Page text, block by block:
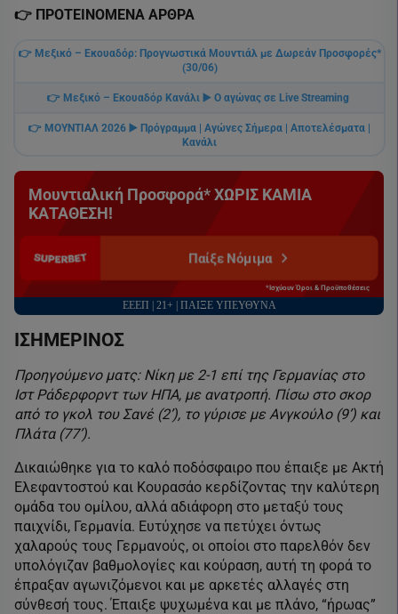
👉️ ΠΡΟΤΕΙΝΟΜΕΝΑ ΑΡΘΡΑ
👉️ Μεξικό – Εκουαδόρ: Προγνωστικά Μουντιάλ με Δωρεάν Προσφορές*
(30/06)
👉️ Μεξικό – Εκουαδόρ Κανάλι ▶️ Ο αγώνας σε Live Streaming
👉️ ΜΟΥΝΤΙΑΛ 2026 ▶️ Πρόγραμμα | Αγώνες Σήμερα | Αποτελέσματα |
Κανάλι
Μουντιαλική Προσφορά* ΧΩΡΙΣ ΚΑΜΙΑ
ΚΑΤΑΘΕΣΗ!
Παίξε Νόμιμα
*Ισχύουν Όροι & Προϋποθέσεις
ΕΕΕΠ | 21+ | ΠΑΙΞΕ ΥΠΕΥΘΥΝΑ
ΙΣΗΜΕΡΙΝΟΣ
Προηγούμενο ματς: Νίκη με 2-1 επί της Γερμανίας στο
Ιστ Ράδερφορντ των ΗΠΑ, με ανατροπή. Πίσω στο σκορ
από το γκολ του Σανέ (2’), το γύρισε με Ανγκούλο (9’) και
Πλάτα (77’).
Δικαιώθηκε για το καλό ποδόσφαιρο που έπαιξε με Ακτή
Ελεφαντοστού και Κουρασάο κερδίζοντας την καλύτερη
ομάδα του ομίλου, αλλά αδιάφορη στο μεταξύ τους
παιχνίδι, Γερμανία. Ευτύχησε να πετύχει όντως
χαλαρούς τους Γερμανούς, οι οποίοι στο παρελθόν δεν
υπολόγιζαν βαθμολογίες και κούραση, αυτή τη φορά το
έπραξαν αγωνιζόμενοι και με αρκετές αλλαγές στη
σύνθεσή τους. Έπαιξε ψυχωμένα και με πλάνο, “ήρωας”